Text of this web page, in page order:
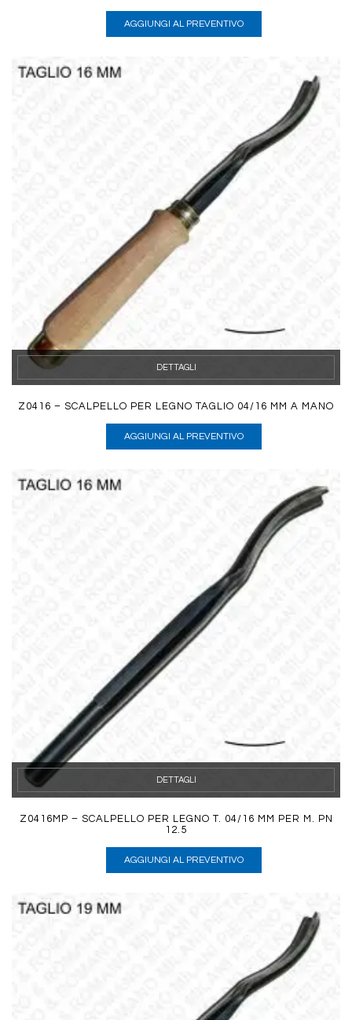
AGGIUNGI AL PREVENTIVO
DETTAGLI
Z0416 – SCALPELLO PER LEGNO TAGLIO 04/16 MM A MANO
AGGIUNGI AL PREVENTIVO
DETTAGLI
Z0416MP – SCALPELLO PER LEGNO T. 04/16 MM PER M. PN
12.5
AGGIUNGI AL PREVENTIVO